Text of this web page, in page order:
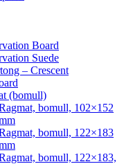
Board
Suede
– Crescent
(bomull)
bomull, 102×152
bomull, 122×183
bomull, 122×183,